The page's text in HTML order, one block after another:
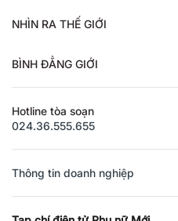
NHÌN RA THẾ GIỚI
BÌNH ĐẲNG GIỚI
Hotline tòa soạn
024.36.555.655
Thông tin doanh nghiệp